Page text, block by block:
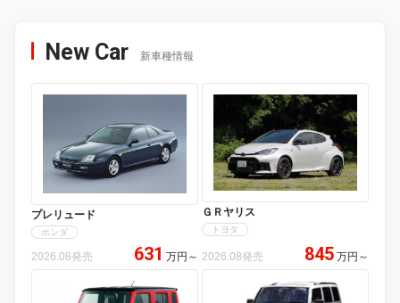
New Car 新車種情報
プレリュード
ホンダ
2026.08発売 631 万円 ～
ＧＲヤリス
トヨタ
2026.08発売 845 万円 ～